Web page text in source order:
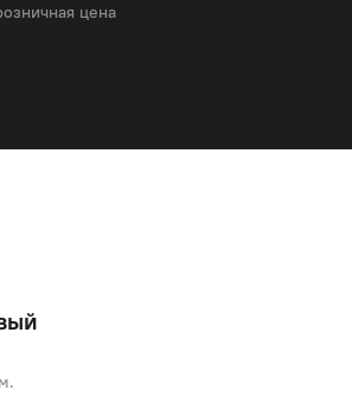
цена